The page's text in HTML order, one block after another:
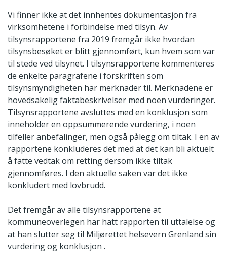
Vi finner ikke at det innhentes dokumentasjon fra
virksomhetene i forbindelse med tilsyn. Av
tilsynsrapportene fra 2019 fremgår ikke hvordan
tilsynsbesøket er blitt gjennomført, kun hvem som var
til stede ved tilsynet. I tilsynsrapportene kommenteres
de enkelte paragrafene i forskriften som
tilsynsmyndigheten har merknader til. Merknadene er
hovedsakelig faktabeskrivelser med noen vurderinger.
Tilsynsrapportene avsluttes med en konklusjon som
inneholder en oppsummerende vurdering, i noen
tilfeller anbefalinger, men også pålegg om tiltak. I en av
rapportene konkluderes det med at det kan bli aktuelt
å fatte vedtak om retting dersom ikke tiltak
gjennomføres. I den aktuelle saken var det ikke
konkludert med lovbrudd.
Det fremgår av alle tilsynsrapportene at
kommuneoverlegen har hatt rapporten til uttalelse og
at han slutter seg til Miljørettet helsevern Grenland sin
vurdering og konklusjon .